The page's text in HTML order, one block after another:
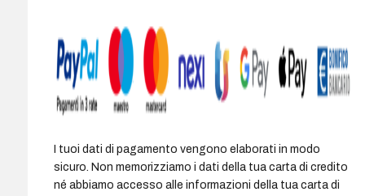
quantità
I tuoi dati di pagamento vengono elaborati in modo
sicuro. Non memorizziamo i dati della tua carta di credito
né abbiamo accesso alle informazioni della tua carta di